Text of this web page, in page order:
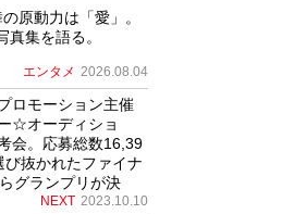
原動力は「愛」。
真集を語る。
エンタメ 2026.08.04
ロモーション主催
☆オーディショ
会。応募総数16,39
び抜かれたファイナ
グランプリが決
NEXT 2023.10.10